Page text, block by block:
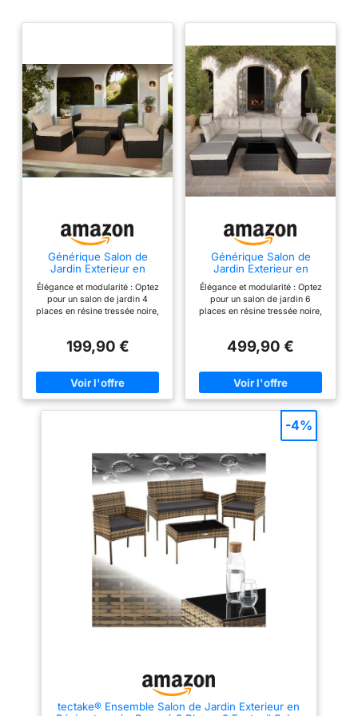
Générique Salon de
Jardin Exterieur en
Rotin Salon de Jardin 4
Personnes Fauteuil en
rotin modulable, Entretien
Élégance et modularité : Optez
pour un salon de jardin 4
places en résine tressée noire,
style contemporain ajoute une
extérieur Confort supérieur pour
8 personnes : Doté de coussins
épais et moelleux couleur
table basse, idéal pour partager
des instants de détente en toute
convivialité. Table basse
pratique et solide : Dotée d’un
plateau en verre trempé
capable de supporter jusqu’à
100 kg, cette table est parfaite
pour accueillir apéritifs et
objets déco. Sa conception
robuste garantit une utilisation
sûre et durable au quotidien.
Solidité et longévité : Fabriqué
en résine tressée de haute
qualité, ce salon résiste aux
intempéries et ne demande que
fournie, le montage se fait
rapidement et sans difficulté.
L’entretien est tout aussi simple
199,90 €
Générique Salon de
Jardin Exterieur en
Rotin Salon de Jardin 8
Personnes Fauteuil en
rotin modulable, Entretien
Élégance et modularité : Optez
pour un salon de jardin 6
places en résine tressée noire,
style contemporain ajoute une
extérieur Confort supérieur pour
8 personnes : Doté de coussins
épais et moelleux couleur
assise des plus confortables. Il
se compose d’un canapé, de
deux fauteuils d’angle et d’une
table basse, idéal pour partager
des instants de détente en toute
convivialité. Table basse
pratique et solide : Dotée d’un
plateau en verre trempé
capable de supporter jusqu’à
100 kg, cette table est parfaite
pour accueillir apéritifs et
objets déco. Sa conception
robuste garantit une utilisation
sûre et durable au quotidien.
Solidité et longévité : Fabriqué
en résine tressée de haute
qualité, ce salon résiste aux
intempéries et ne demande que
L’entretien est tout aussi simple
499,90 €
tectake® Ensemble Salon de Jardin Exterieur en
-4%